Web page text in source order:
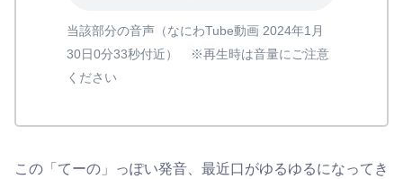
当該部分の音声（なにわTube動画 2024年1月
30日0分33秒付近） ※再生時は音量にご注意
ください
この「てーの」っぽい発音、最近口がゆるゆるになってき